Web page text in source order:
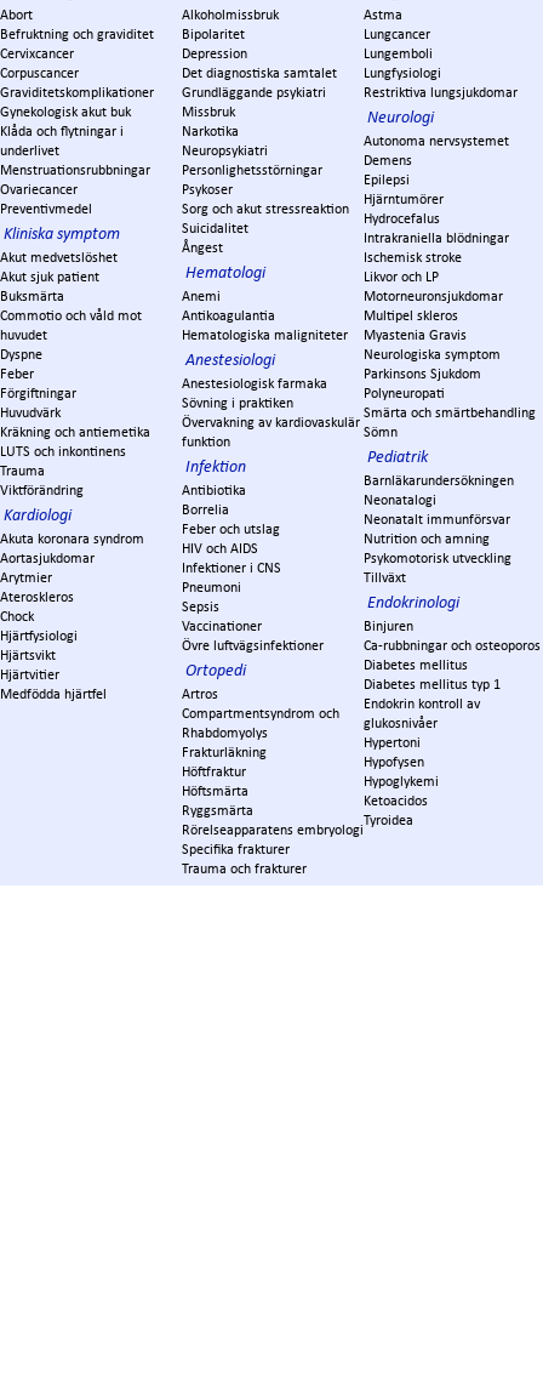
Abort
Befruktning och graviditet
Cervixcancer
Corpuscancer
Graviditetskomplikationer
Gynekologisk akut buk
Klåda och flytningar i
underlivet
Menstruationsrubbningar
Ovariecancer
Preventivmedel
Kliniska symptom
Akut medvetslöshet
Akut sjuk patient
Buksmärta
Commotio och våld mot
huvudet
Dyspne
Feber
Förgiftningar
Huvudvärk
Kräkning och antiemetika
LUTS och inkontinens
Trauma
Viktförändring
Kardiologi
Akuta koronara syndrom
Aortasjukdomar
Arytmier
Ateroskleros
Chock
Hjärtfysiologi
Hjärtsvikt
Hjärtvitier
Medfödda hjärtfel
Alkoholmissbruk
Bipolaritet
Depression
Det diagnostiska samtalet
Grundläggande psykiatri
Missbruk
Narkotika
Neuropsykiatri
Personlighetsstörningar
Psykoser
Sorg och akut stressreaktion
Suicidalitet
Ångest
Hematologi
Anemi
Antikoagulantia
Hematologiska maligniteter
Anestesiologi
Anestesiologisk farmaka
Sövning i praktiken
Övervakning av kardiovaskulär
funktion
Infektion
Antibiotika
Borrelia
Feber och utslag
HIV och AIDS
Infektioner i CNS
Pneumoni
Sepsis
Vaccinationer
Övre luftvägsinfektioner
Ortopedi
Artros
Compartmentsyndrom och
Rhabdomyolys
Frakturläkning
Höftfraktur
Höftsmärta
Ryggsmärta
Rörelseapparatens embryologi
Specifika frakturer
Trauma och frakturer
Astma
Lungcancer
Lungemboli
Lungfysiologi
Restriktiva lungsjukdomar
Neurologi
Autonoma nervsystemet
Demens
Epilepsi
Hjärntumörer
Hydrocefalus
Intrakraniella blödningar
Ischemisk stroke
Likvor och LP
Motorneuronsjukdomar
Multipel skleros
Myastenia Gravis
Neurologiska symptom
Parkinsons Sjukdom
Polyneuropati
Smärta och smärtbehandling
Sömn
Pediatrik
Barnläkarundersökningen
Neonatalogi
Neonatalt immunförsvar
Nutrition och amning
Psykomotorisk utveckling
Tillväxt
Endokrinologi
Binjuren
Ca-rubbningar och osteoporos
Diabetes mellitus
Diabetes mellitus typ 1
Endokrin kontroll av
glukosnivåer
Hypertoni
Hypofysen
Hypoglykemi
Ketoacidos
Tyroidea